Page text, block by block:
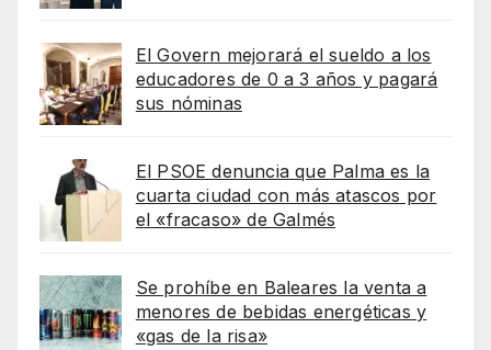
El Govern mejorará el sueldo a los
educadores de 0 a 3 años y pagará
sus nóminas
El PSOE denuncia que Palma es la
cuarta ciudad con más atascos por
el «fracaso» de Galmés
Se prohíbe en Baleares la venta a
menores de bebidas energéticas y
«gas de la risa»